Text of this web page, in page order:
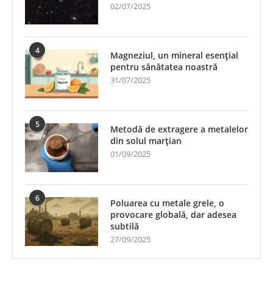
02/07/2025
4
Magneziul, un mineral esențial
pentru sănătatea noastră
31/07/2025
5
Metodă de extragere a metalelor
din solul marțian
01/09/2025
6
Poluarea cu metale grele, o
provocare globală, dar adesea
subtilă
27/09/2025